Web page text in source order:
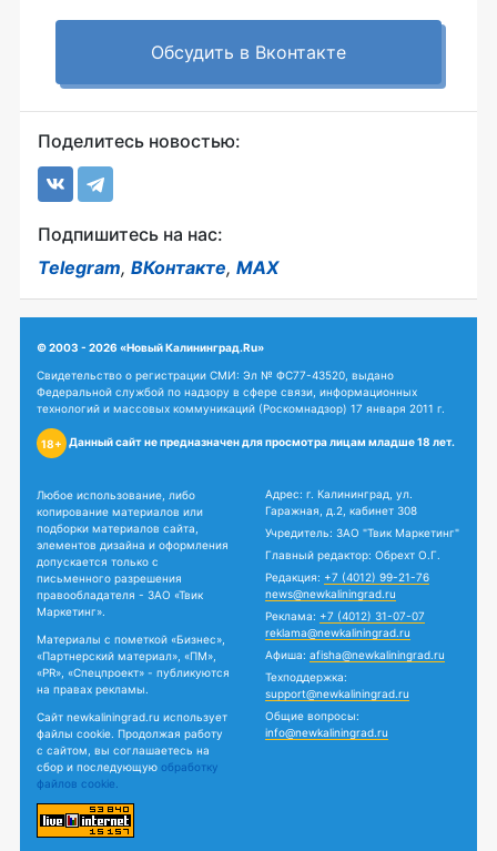
Обсудить в Вконтакте
Поделитесь новостью:
Подпишитесь на нас:
Telegram, ВКонтакте, MAX
© 2003 - 2026 «Новый Калининград.Ru»
Свидетельство о регистрации СМИ: Эл № ФС77-43520, выдано
Федеральной службой по надзору в сфере связи, информационных
технологий и массовых коммуникаций (Роскомнадзор) 17 января 2011 г.
18+ Данный сайт не предназначен для просмотра лицам младше 18 лет.
Любое использование, либо
копирование материалов или
подборки материалов сайта,
элементов дизайна и оформления
допускается только с
письменного разрешения
правообладателя - ЗАО «Твик
Маркетинг».
Материалы с пометкой «Бизнес»,
«Партнерский материал», «ПМ»,
«PR», «Спецпроект» - публикуются
на правах рекламы.
Сайт newkaliningrad.ru использует
файлы cookie. Продолжая работу
с сайтом, вы соглашаетесь на
сбор и последующую обработку
файлов cookie.
Адрес: г. Калининград, ул.
Гаражная, д.2, кабинет 308
Учредитель: ЗАО "Твик Маркетинг"
Главный редактор: Обрехт О.Г.
Редакция: +7 (4012) 99-21-76
news@newkaliningrad.ru
Реклама: +7 (4012) 31-07-07
reklama@newkaliningrad.ru
Афиша: afisha@newkaliningrad.ru
Техподдержка:
support@newkaliningrad.ru
Общие вопросы:
info@newkaliningrad.ru